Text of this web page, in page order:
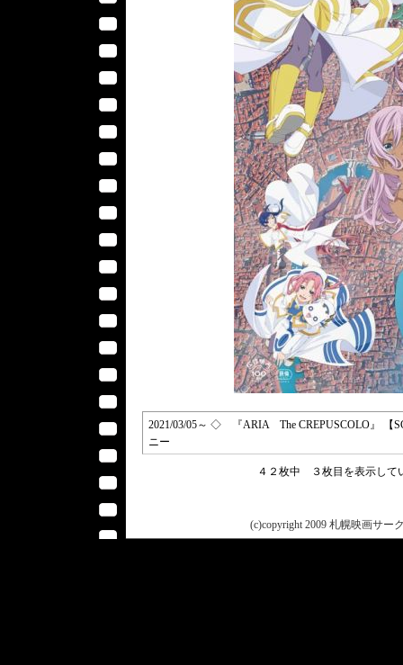
2021/03/05～ ◇ 『ARIA The CREPUSCOLO』 【
ニー
４２枚中 ３枚目を表示し
(c)copyright 2009 札幌映画サー